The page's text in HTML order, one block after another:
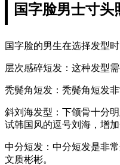
国字脸男士寸头
国字脸的男生在选择发型
层次感碎短发：这种发型
秃鬓角短发：秃鬓角短发
斜刘海发型：下颌骨十分
试韩国风的逗号刘海，增加
中分短发：中分短发是非
文质彬彬。